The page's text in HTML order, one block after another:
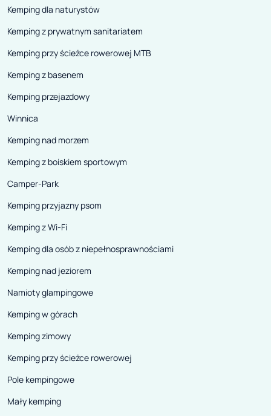
Kemping dla naturystów
Kemping z prywatnym sanitariatem
Kemping przy ścieżce rowerowej MTB
Kemping z basenem
Kemping przejazdowy
Winnica
Kemping nad morzem
Kemping z boiskiem sportowym
Camper-Park
Kemping przyjazny psom
Kemping z Wi-Fi
Kemping dla osób z niepełnosprawnościami
Kemping nad jeziorem
Namioty glampingowe
Kemping w górach
Kemping zimowy
Kemping przy ścieżce rowerowej
Pole kempingowe
Mały kemping